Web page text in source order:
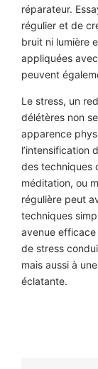
réparateur.
régulier et de
bruit ni lumière
appliquées
peuvent
Le stress, un
délétères non
apparence
l’intensification
des techniques
méditation, ou
régulière peut
techniques
avenue
de stress
mais aussi à
éclatante.